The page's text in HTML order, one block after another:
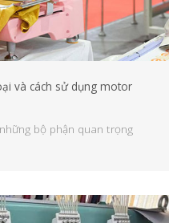
và cách sử dụng motor
bộ phận quan trọng